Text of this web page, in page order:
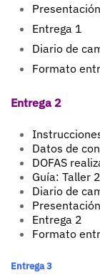
Entrega 1
Diario de
Formato
Entrega 2
Datos de
DOFAS
Guía: Taller
Diario de
Entrega 2
Formato
Entrega 3